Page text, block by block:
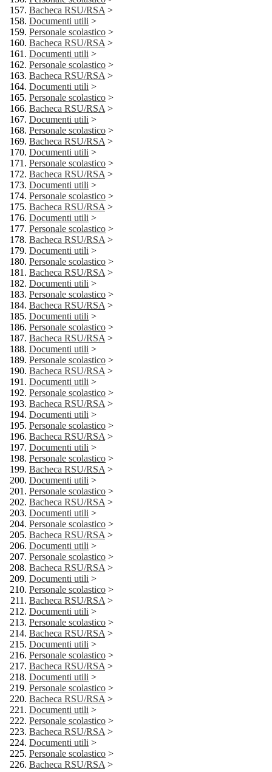
Bacheca RSU/RSA >
Documenti utili >
Personale scolastico >
Bacheca RSU/RSA >
Documenti utili >
Personale scolastico >
Bacheca RSU/RSA >
Documenti utili >
Personale scolastico >
Bacheca RSU/RSA >
Documenti utili >
Personale scolastico >
Bacheca RSU/RSA >
Documenti utili >
Personale scolastico >
Bacheca RSU/RSA >
Documenti utili >
Personale scolastico >
Bacheca RSU/RSA >
Documenti utili >
Personale scolastico >
Bacheca RSU/RSA >
Documenti utili >
Personale scolastico >
Bacheca RSU/RSA >
Documenti utili >
Personale scolastico >
Bacheca RSU/RSA >
Documenti utili >
Personale scolastico >
Bacheca RSU/RSA >
Documenti utili >
Personale scolastico >
Bacheca RSU/RSA >
Documenti utili >
Personale scolastico >
Bacheca RSU/RSA >
Documenti utili >
Personale scolastico >
Bacheca RSU/RSA >
Documenti utili >
Personale scolastico >
Bacheca RSU/RSA >
Documenti utili >
Personale scolastico >
Bacheca RSU/RSA >
Documenti utili >
Personale scolastico >
Bacheca RSU/RSA >
Documenti utili >
Personale scolastico >
Bacheca RSU/RSA >
Documenti utili >
Personale scolastico >
Bacheca RSU/RSA >
Documenti utili >
Personale scolastico >
Bacheca RSU/RSA >
Documenti utili >
Personale scolastico >
Bacheca RSU/RSA >
Documenti utili >
Personale scolastico >
Bacheca RSU/RSA >
Documenti utili >
Personale scolastico >
Bacheca RSU/RSA >
Documenti utili >
Personale scolastico >
Bacheca RSU/RSA >